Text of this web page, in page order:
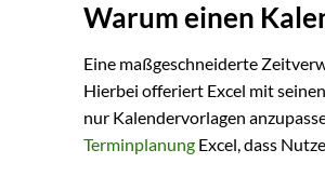
Warum einen
Eine maßgeschneiderte
Hierbei offeriert Excel mit
nur Kalendervorlagen
Terminplanung Excel, dass